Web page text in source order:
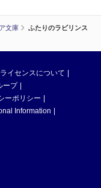
文庫
ふたりのラビリンス
ライセンスについて
ープ
ーポリシー
Information